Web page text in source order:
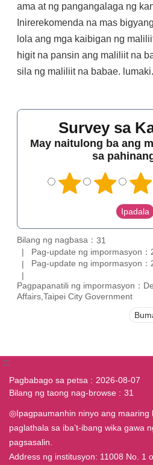
ama at ng pangangalaga ng
Inirerekomenda na mas
lola ang mga kaibigan ng
higit na pansin ang maliliit na
sila ng maliliit na babae. lumaki.
Survey sa
May naitulong ba ang
sa
Bilang ng nagbasa： 31
Pag-update ng impormasyon
Pag-update ng impormasyon
Pagpapanatili ng impormasyon：
Affairs,Taipei City Government
:::
Pagbabago sa petsa
2026-08-07
Bilang ng taong nag-browse
31
◎Ipagpaumanhin ninyo ang maaring
paglathala sa iba’t-ibang wika gawa
pagsasalin.
Address ng institusyon: 11008 No. 1